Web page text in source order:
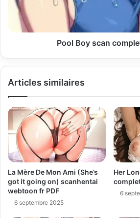
Pool Boy scan
Articles similaires
La Mère De Mon Ami (She’s
got it going on) scanhentai
webtoon fr PDF
6 septembre 2025
Her
6